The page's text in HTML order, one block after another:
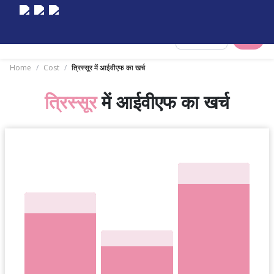
Home / Cost / त्रिस्सूर में आईवीएफ का खर्च
त्रिस्सूरमें आईवीएफ का खर्च